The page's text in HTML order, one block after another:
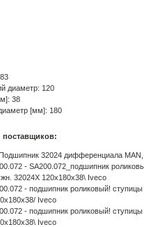
диаметр: 120
38
[мм]: 180
поставщиков:
32024 дифференциала MAN,
- SA200.072_подшипник
32024X 120x180x38\ Iveco
- подшипник роликовый! ступицы
Iveco
- подшипник роликовый! ступицы
Iveco